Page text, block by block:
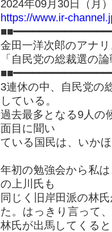
2024年09月30日（
https://www.ir-
金田一洋次郎のアナ
「自民党の総裁選の
3連休の中、自民党の
している。
過去最多となる9人の
面目に聞い
ている国民は、いか
年初の勉強会から私
の上川氏も
同じく旧岸田派の林
た。はっきり言って、
林氏が出馬してくる